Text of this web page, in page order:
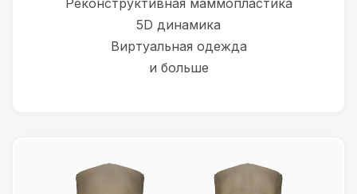
5D динамика
Виртуальная одежда
и больше